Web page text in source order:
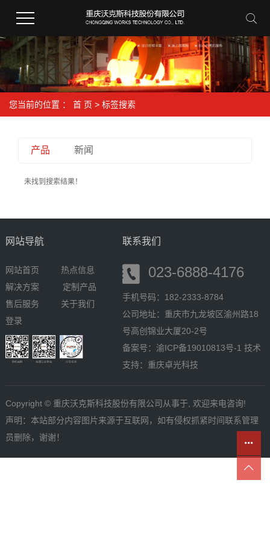
您当前的位置 ： 首 页 > 标签搜索
产品 新闻
未找到搜索结果！
网站导航
网站首页
热点信息
解决方案
定制产品
售后服务
关于我们
登录
联系我们
023-6888-4176
手机号码：182-2333-8784
公司地址：重庆市九龙坡区渝州路18
号高创锦业大厦20-2号
备案号： 渝ICP备19010813号-1 技术
支持： 重庆卓光科技
Copyright © 重庆沃克斯科技股份有限公司从事于, 欢迎来电咨询!
声明：本站部分内容图片来源于互联网，如有侵权抓紧时间联系管理
员删除，谢谢！